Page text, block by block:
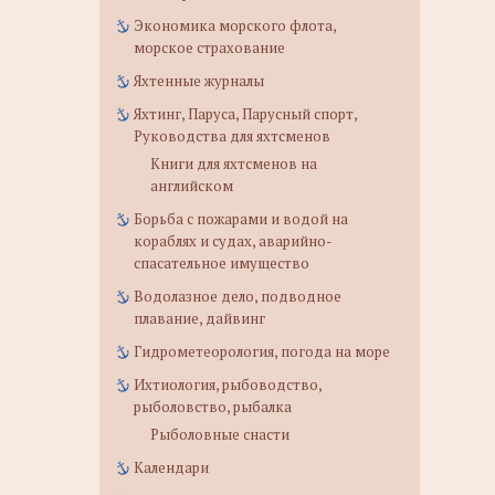
Экономика морского флота,
морское страхование
Яхтенные журналы
Яхтинг, Паруса, Парусный спорт,
Руководства для яхтсменов
Книги для яхтсменов на
английском
Борьба с пожарами и водой на
кораблях и судах, аварийно-
спасательное имущество
Водолазное дело, подводное
плавание, дайвинг
Гидрометеорология, погода на море
Ихтиология, рыбоводство,
рыболовство, рыбалка
Рыболовные снасти
Календари